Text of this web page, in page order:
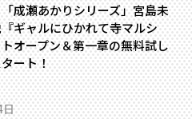
成瀬あかりシリーズ」宮島未
ギャルにひかれて寺マルシ
オープン＆第一章の無料試し
ート！
日